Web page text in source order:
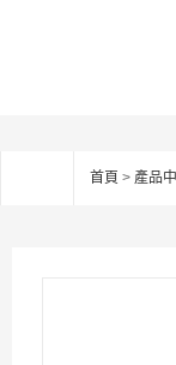
首頁 > 產品